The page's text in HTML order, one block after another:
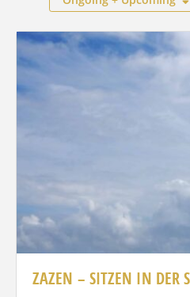
ZAZEN – SITZEN IN DER